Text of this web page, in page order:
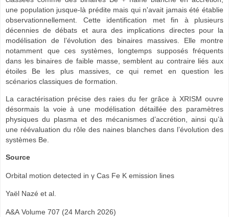
une population jusque‑là prédite mais qui n'avait jamais été établie
observationnellement. Cette identification met fin à plusieurs
décennies de débats et aura des implications directes pour la
modélisation de l’évolution des binaires massives. Elle montre
notamment que ces systèmes, longtemps supposés fréquents
dans les binaires de faible masse, semblent au contraire liés aux
étoiles Be les plus massives, ce qui remet en question les
scénarios classiques de formation.
La caractérisation précise des raies du fer grâce à XRISM ouvre
désormais la voie à une modélisation détaillée des paramètres
physiques du plasma et des mécanismes d’accrétion, ainsi qu’à
une réévaluation du rôle des naines blanches dans l’évolution des
systèmes Be.
Source
Orbital motion detected in γ Cas Fe K emission lines
Yaël Nazé et al.
A&AVolume 707 (24 March 2026)